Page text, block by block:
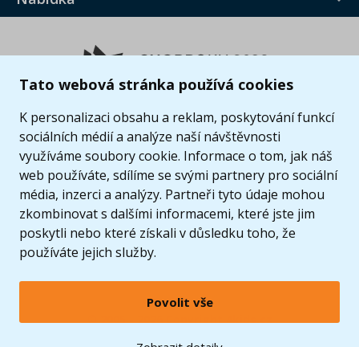
Tato webová stránka používá cookies
K personalizaci obsahu a reklam, poskytování funkcí
sociálních médií a analýze naší návštěvnosti
využíváme soubory cookie. Informace o tom, jak náš
web používáte, sdílíme se svými partnery pro sociální
média, inzerci a analýzy. Partneři tyto údaje mohou
zkombinovat s dalšími informacemi, které jste jim
poskytli nebo které získali v důsledku toho, že
používáte jejich služby.
Povolit vše
© 2005 - 2026 Copyright 4kids.cz
LEGO, logo LEGO a minifigurka jsou ochrannými známkami společnosti LEGO Group. ©